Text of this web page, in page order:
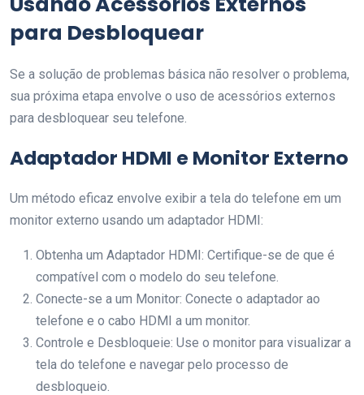
para Desbloquear
Se a solução de problemas básica não resolver o problema,
sua próxima etapa envolve o uso de acessórios externos
para desbloquear seu telefone.
Adaptador HDMI e Monitor Externo
Um método eficaz envolve exibir a tela do telefone em um
monitor externo usando um adaptador HDMI:
Obtenha um Adaptador HDMI: Certifique-se de que é
compatível com o modelo do seu telefone.
Conecte-se a um Monitor: Conecte o adaptador ao
telefone e o cabo HDMI a um monitor.
Controle e Desbloqueie: Use o monitor para visualizar a
tela do telefone e navegar pelo processo de
desbloqueio.